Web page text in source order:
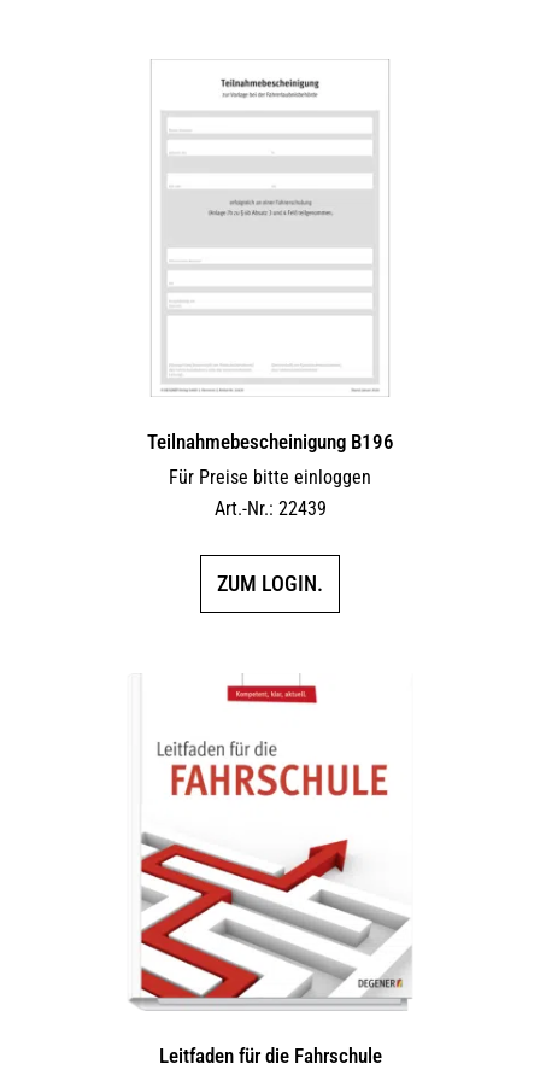
Teilnahmebescheinigung B196
Für Preise bitte einloggen
Art.-Nr.: 22439
ZUM LOGIN.
Leitfaden für die Fahrschule